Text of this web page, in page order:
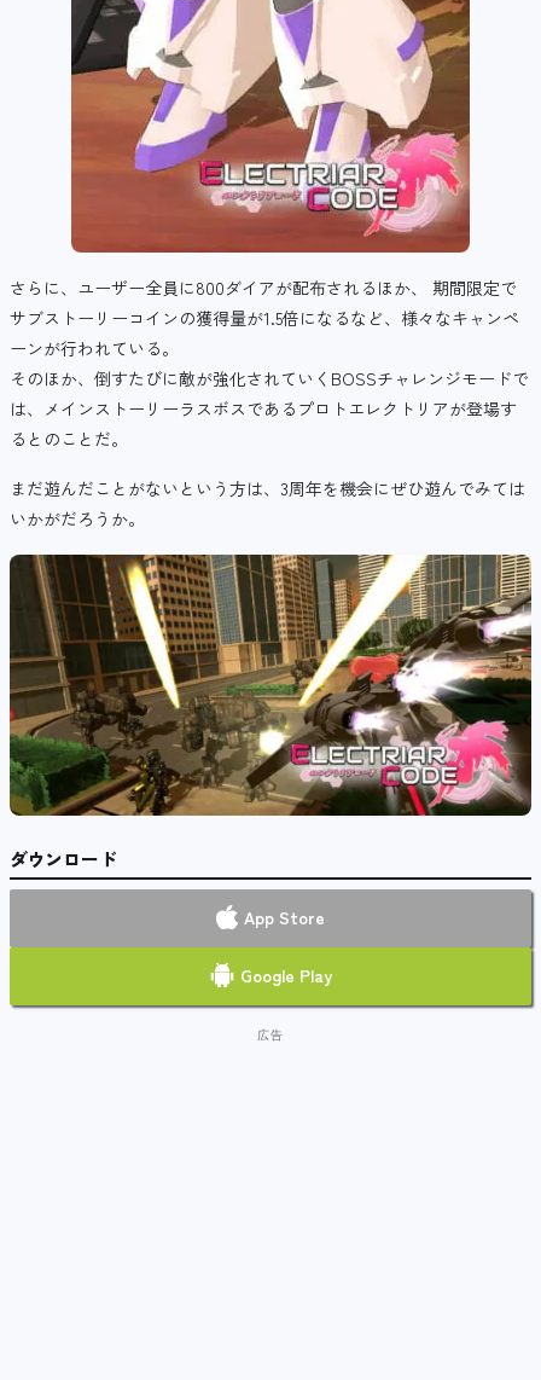
さらに、ユーザー全員に800ダイアが配布されるほか、 期間限定で
サブストーリーコインの獲得量が1.5倍になるなど、様々なキャンペ
ーンが行われている。
そのほか、倒すたびに敵が強化されていくBOSSチャレンジモードで
は、メインストーリーラスボスであるプロトエレクトリアが登場す
るとのことだ。
まだ遊んだことがないという方は、3周年を機会にぜひ遊んでみては
いかがだろうか。
ダウンロード
App Store
Google Play